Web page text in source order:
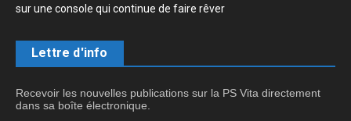
sur une console qui continue de faire rêver
Lettre d'info
Recevoir les nouvelles publications sur la PS Vita directement
dans sa boîte électronique.